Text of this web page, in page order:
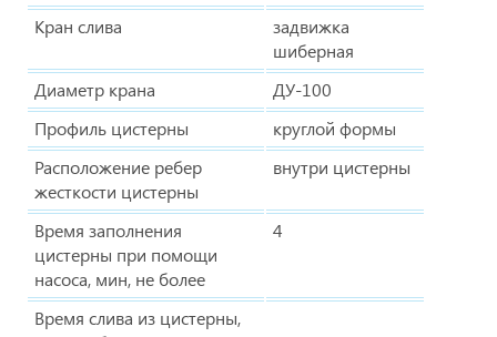
Кран слива
задвижка
шиберная
Диаметр крана
ДУ-100
Профиль цистерны
круглой формы
Расположение ребер
жесткости цистерны
внутри цистерны
Время заполнения
цистерны при помощи
насоса, мин, не более
4
Время слива из цистерны,